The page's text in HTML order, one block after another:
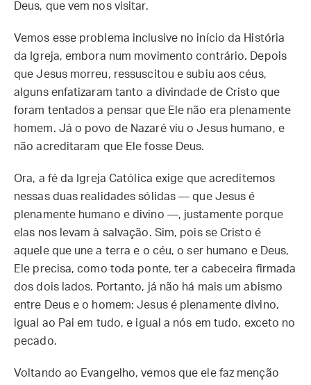
Deus, que vem nos visitar.
Vemos esse problema inclusive no início da História
da Igreja, embora num movimento contrário. Depois
que Jesus morreu, ressuscitou e subiu aos céus,
alguns enfatizaram tanto a divindade de Cristo que
foram tentados a pensar que Ele não era plenamente
homem. Já o povo de Nazaré viu o Jesus humano, e
não acreditaram que Ele fosse Deus.
Ora, a fé da Igreja Católica exige que acreditemos
nessas duas realidades sólidas — que Jesus é
plenamente humano e divino —, justamente porque
elas nos levam à salvação. Sim, pois se Cristo é
aquele que une a terra e o céu, o ser humano e Deus,
Ele precisa, como toda ponte, ter a cabeceira firmada
dos dois lados. Portanto, já não há mais um abismo
entre Deus e o homem: Jesus é plenamente divino,
igual ao Pai em tudo, e igual a nós em tudo, exceto no
pecado.
Voltando ao Evangelho, vemos que ele faz menção